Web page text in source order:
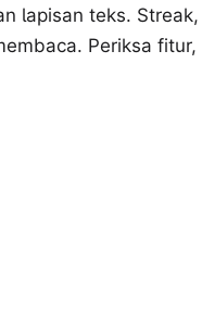
lapisan teks. Streak,
Periksa fitur,